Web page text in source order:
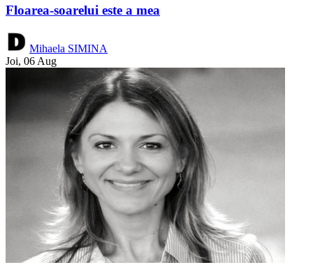
Floarea-soarelui este a mea
Mihaela SIMINA
Joi, 06 Aug